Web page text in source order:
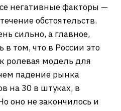
негативные факторы —
обстоятельств.
сильно, а главное,
в том, что в России это
ролевая модель для
падение рынка
на 30 в штуках, в
оно не закончилось и